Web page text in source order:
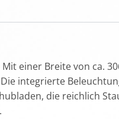
einer Breite von ca.
integrierte
die reichlich